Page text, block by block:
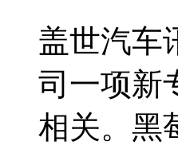
盖世汽车
司一项新
相关。黑